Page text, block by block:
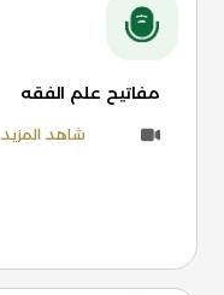
مفاتيح علم الفقه
شاهد المزيد